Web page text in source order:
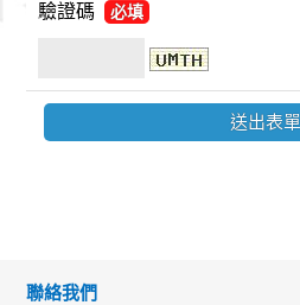
聯絡我們
驗證碼 必填